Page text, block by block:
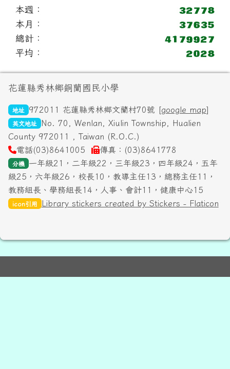
本週：
本月：
總計：
平均：
頁尾區域內容
花蓮縣秀林鄉銅蘭國民小學
地址 972011 花蓮縣秀林鄉文蘭村70號 [google map]
英文地址
No. 70, Wenlan, Xiulin Township, Hualien
County 972011 , Taiwan (R.O.C.)
電話(03)8641005
傳真：(03)8641778
分機
一年級21，二年級22，三年級23，四年級24，五年
級25，六年級26，校長10，教導主任13，總務主任11，
教務組長、學務組長14，人事、會計11，健康中心15
icon引用 Library stickers created by Stickers - Flaticon